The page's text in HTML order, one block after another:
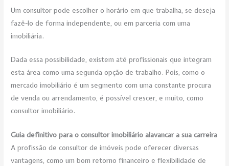
Um consultor pode escolher o horário em que trabalha, se deseja
fazê-lo de forma independente, ou em parceria com uma
imobiliária.
Dada essa possibilidade, existem até profissionais que integram
esta área como uma segunda opção de trabalho. Pois, como o
mercado imobiliário é um segmento com uma constante procura
de venda ou arrendamento, é possível crescer, e muito, como
consultor imobiliário.
Guia definitivo para o consultor imobiliário alavancar a sua carreira
A profissão de consultor de imóveis pode oferecer diversas
vantagens, como um bom retorno financeiro e flexibilidade de